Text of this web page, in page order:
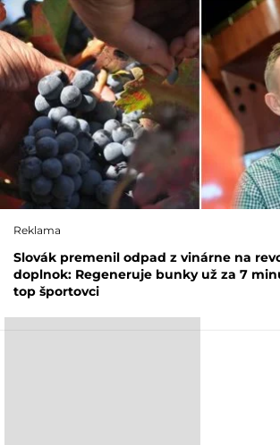
Reklama
Slovák premenil odpad z vinárne na
doplnok: Regeneruje bunky už za 7
top športovci